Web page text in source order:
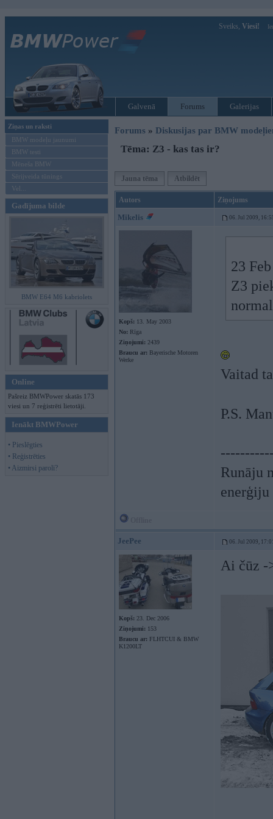
Sveiks, Viesi!
Galvenā Forums Galerijas
Ziņas un raksti
BMW modeļu jaunumi
BMW testi
Mēneša BMW
Sērijveida tūnings
Vel...
Gadījuma bilde
BMW E64 M6 kabriolets
Online
Pašreiz BMWPower skatās 173
viesi un 7 reģistrēti lietotāji.
Ienākt BMWPower
• Pieslēgties
• Reģistrēties
• Aizmirsi paroli?
Forums » Diskusijas par BMW
Tēma: Z3 - kas tas ir?
Jauna tēma Atbildēt
Autors Ziņojums
Mikelis 06. Jul 2009,
Kopš: 13. May 2003
No: Rīga
Ziņojumi: 2439
Braucu ar: Bayerische Motoren
Werke
23
Z3
Vaitad
P.S.
Runāju
enerģiju
JeePee 06. Jul 2009,
Kopš: 23. Dec 2006
Ziņojumi: 153
Braucu ar: FLHTCUI & BMW
K1200LT
Ai čūz -